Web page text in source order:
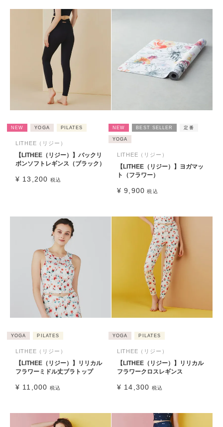
NEW YOGA PILATES
LITHEE（リジー）
【LITHEE（リジー）】バックリ
ボンソフトレギンス（ブラック）
¥ 13,200 税込
NEW BEST SELLER 定番
YOGA
LITHEE（リジー）
【LITHEE（リジー）】ヨガマッ
ト（フラワー）
¥ 9,900 税込
YOGA PILATES
LITHEE（リジー）
【LITHEE（リジー）】リリカル
フラワーミドル丈ブラトップ
¥ 11,000 税込
YOGA PILATES
LITHEE（リジー）
【LITHEE（リジー）】リリカル
フラワークロスレギンス
¥ 14,300 税込